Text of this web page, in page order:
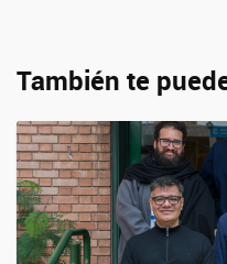
También te